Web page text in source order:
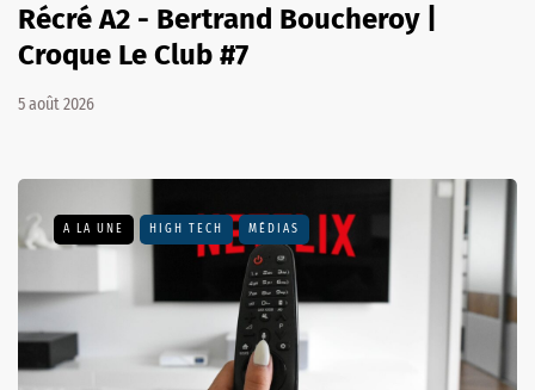
Récré A2 - Bertrand Boucheroy |
Croque Le Club #7
5 août 2026
A LA UNE HIGH TECH MÉDIAS